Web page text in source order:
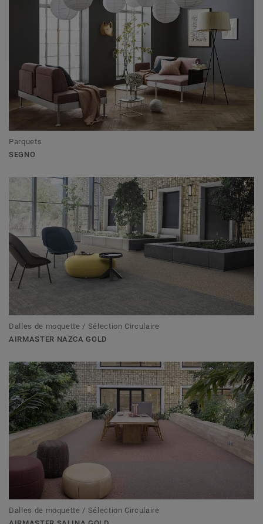
Parquets
SEGNO
Dalles de moquette / Sélection Circulaire
AIRMASTER NAZCA GOLD
Dalles de moquette / Sélection Circulaire